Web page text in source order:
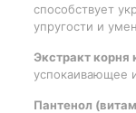
способствует
упругости и
Экстракт корня
успокаивающее
Пантенол